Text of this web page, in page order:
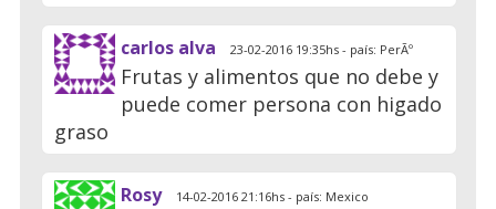
carlos alva 23-02-2016 19:35hs - país: PerÃº
Frutas y alimentos que no debe y
puede comer persona con higado
graso
Rosy 14-02-2016 21:16hs - país: Mexico